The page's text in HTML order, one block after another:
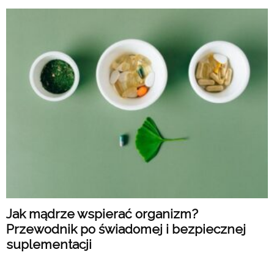
Jak mądrze wspierać organizm?
Przewodnik po świadomej i bezpiecznej
suplementacji